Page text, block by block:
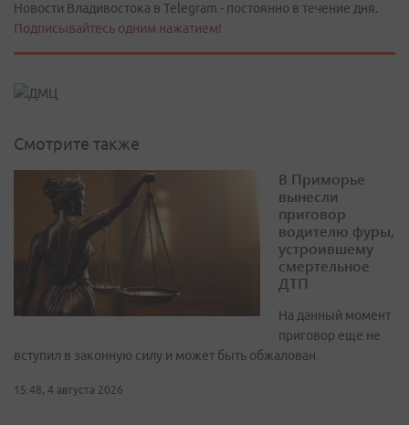
Новости Владивостока в Telegram - постоянно в течение дня.
Подписывайтесь одним нажатием!
Смотрите также
В Приморье
вынесли
приговор
водителю фуры,
устроившему
смертельное
ДТП
На данный момент
приговор еще не
вступил в законную силу и может быть обжалован
15:48, 4 августа 2026